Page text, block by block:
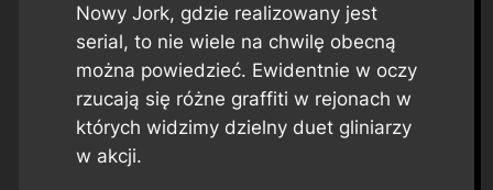
Nowy Jork, gdzie realizowany jest
serial, to nie wiele na chwilę obecną
można powiedzieć. Ewidentnie w oczy
rzucają się różne graffiti w rejonach w
których widzimy dzielny duet gliniarzy
w akcji.